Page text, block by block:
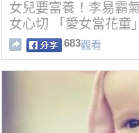
女兒要富養！李易霸
女心切 「愛女當花童
683觀看